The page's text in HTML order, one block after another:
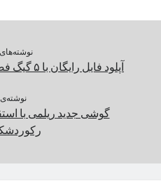
آپلود فایل رایگان با ۵ گیگ فضای دائمی و ترافیک نیم بها
گوشی جدید ریلمی با